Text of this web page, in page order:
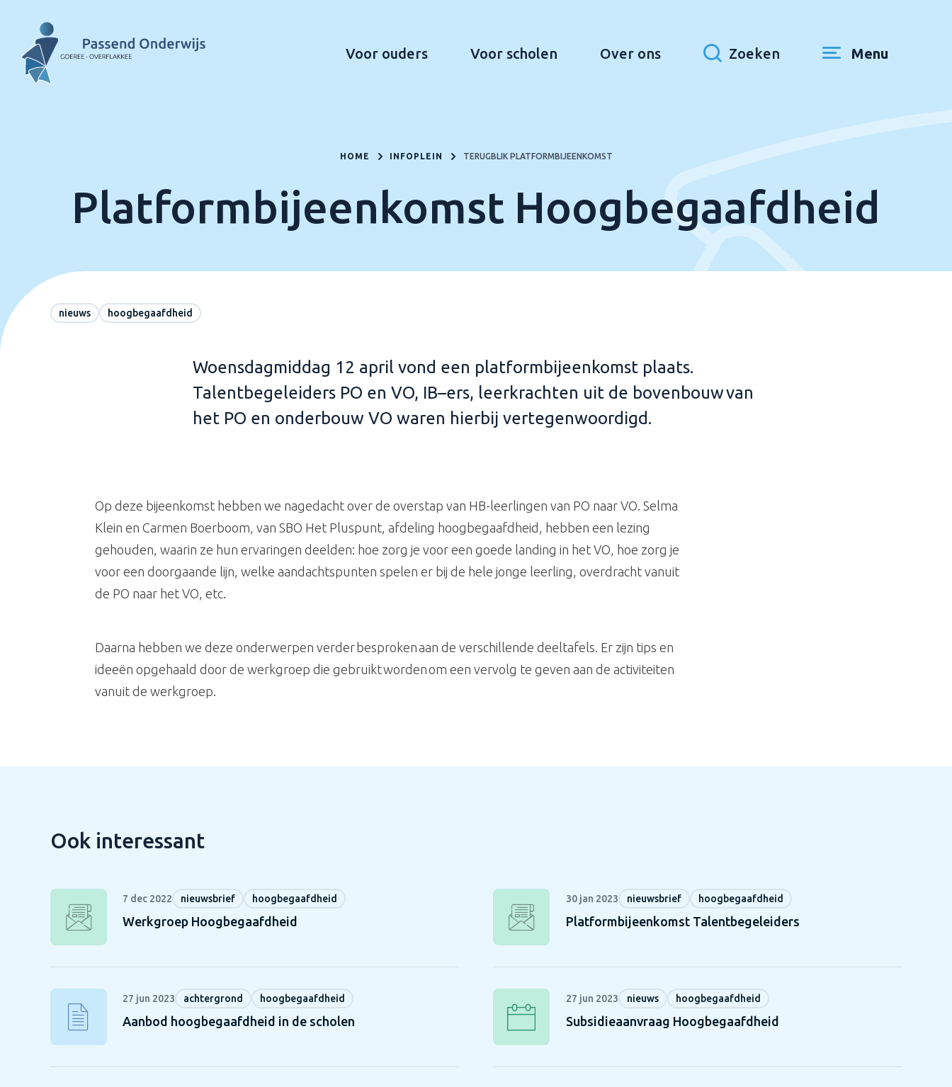
Voor ouders Voor scholen Over ons Zoeken Menu
HOME INFOPLEIN TERUGBLIK PLATFORMBIJEENKOMST
Platformbijeenkomst Hoogbegaafdheid
nieuws hoogbegaafdheid
Woensdagmiddag 12 april vond een platformbijeenkomst plaats.
Talentbegeleiders PO en VO, IB–ers, leerkrachten uit de bovenbouw van
het PO en onderbouw VO waren hierbij vertegenwoordigd.
Op deze bijeenkomst hebben we nagedacht over de overstap van HB-leerlingen van PO naar VO. Selma
Klein en Carmen Boerboom, van SBO Het Pluspunt, afdeling hoogbegaafdheid, hebben een lezing
gehouden, waarin ze hun ervaringen deelden: hoe zorg je voor een goede landing in het VO, hoe zorg je
voor een doorgaande lijn, welke aandachtspunten spelen er bij de hele jonge leerling, overdracht vanuit
de PO naar het VO, etc.
Daarna hebben we deze onderwerpen verder besproken aan de verschillende deeltafels. Er zijn tips en
ideeën opgehaald door de werkgroep die gebruikt worden om een vervolg te geven aan de activiteiten
vanuit de werkgroep.
Ook interessant
Werkgroep Hoogbegaafdheid
7 dec 2022 nieuwsbrief hoogbegaafdheid
Platformbijeenkomst Talentbegeleiders
30 jan 2023 nieuwsbrief hoogbegaafdheid
Aanbod hoogbegaafdheid in de scholen
27 jun 2023 achtergrond hoogbegaafdheid
Subsidieaanvraag Hoogbegaafdheid
27 jun 2023 nieuws hoogbegaafdheid